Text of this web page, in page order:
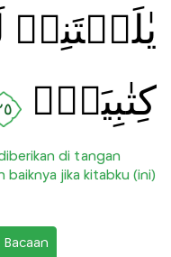
كِتٰبِيَهۡ‌ۚ
di tangan
baiknya jika kitabku (ini)
Bacaan